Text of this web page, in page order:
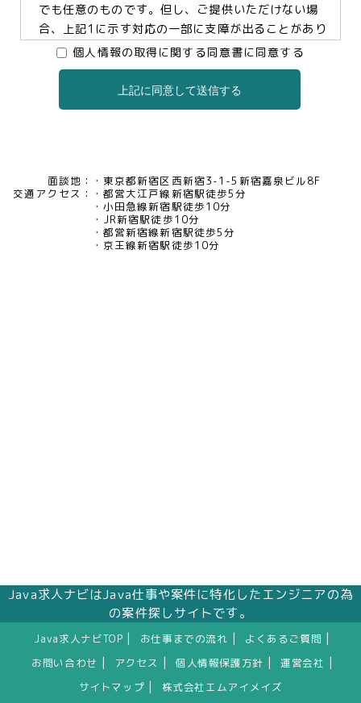
でも任意のものです。但し、ご提供いただけない場
合、上記1に示す対応の一部に支障が出ることがあり
ますので、予めご了承ください。
3.個人情報の提供及び委託について
4.個人情報の開示等について
当社は、お客様本人から保有個人データについて利
用目的の通知、開示、内容の訂正・追加・削除、利
個人情報の取得に関する同意書に同意する
上記に同意して送信する
面談地：
東京都新宿区西新宿3-1-5新宿嘉泉ビル8F
交通アクセス：
都営大江戸線新宿駅徒歩5分
小田急線新宿駅徒歩10分
JR新宿駅徒歩10分
都営新宿線新宿駅徒歩5分
京王線新宿駅徒歩10分
Java求人ナビはJava仕事や案件に特化したエンジニアの為
の案件探しサイトです。
Java求人ナビTOP お仕事までの流れ よくあるご質問
お問い合わせ アクセス 個人情報保護方針 運営会社
サイトマップ 株式会社エムアイメイズ